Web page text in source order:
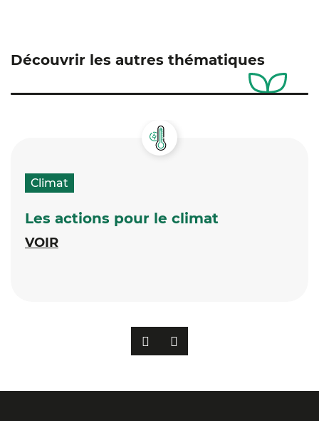
Découvrir les autres thématiques
Climat
Les actions pour le climat
VOIR
PRÉCÉDENT
SUIVANT